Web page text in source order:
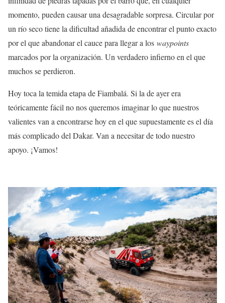
momento, pueden causar una desagradable sorpresa. Circular por
un río seco tiene la dificultad añadida de encontrar el punto exacto
por el que abandonar el cauce para llegar a los waypoints
marcados por la organización. Un verdadero infierno en el que
muchos se perdieron.
Hoy toca la temida etapa de Fiambalá. Si la de ayer era
teóricamente fácil no nos queremos imaginar lo que nuestros
valientes van a encontrarse hoy en el que supuestamente es el día
más complicado del Dakar. Van a necesitar de todo nuestro
apoyo. ¡Vamos!